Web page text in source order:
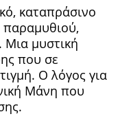
καταπράσινο
παραμυθιού,
Μια μυστική
που σε
Ο λόγος για
Μάνη που